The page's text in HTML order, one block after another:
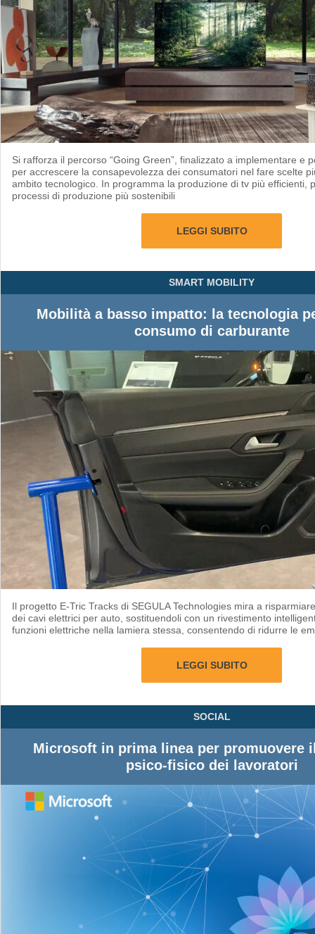
Si rafforza il percorso “Going Green”, finalizzato a implementare e
per accrescere la consapevolezza dei consumatori nel fare scelte
ambito tecnologico. In programma la produzione di tv più efficienti,
processi di produzione più sostenibili
LEGGI SUBITO
SMART MOBILITY
Mobilità a basso impatto: la tecnologia
consumo di carburante
Il progetto E-Tric Tracks di SEGULA Technologies mira a
dei cavi elettrici per auto, sostituendoli con un rivestimento
funzioni elettriche nella lamiera stessa, consentendo di ridurre le
LEGGI SUBITO
SOCIAL
Microsoft in prima linea per promuovere
psico-fisico dei lavoratori